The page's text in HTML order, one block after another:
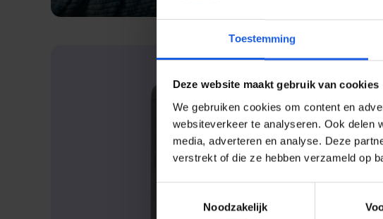
Toestemming
Deze website maakt gebruik van cookies
We gebruiken cookies om content en
websiteverkeer te analyseren. Ook delen
media, adverteren en analyse. Deze
verstrekt of die ze hebben verzameld op
Noodzakelijk